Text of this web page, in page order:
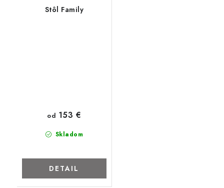
Stôl Family
Skladom
od 153 €
DETAIL